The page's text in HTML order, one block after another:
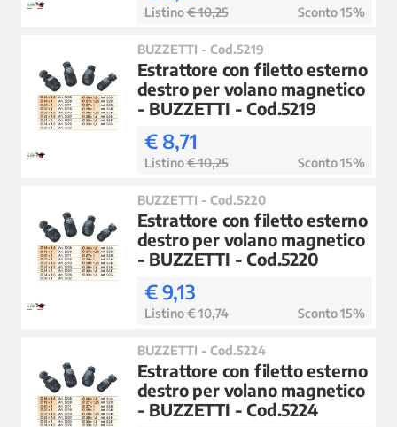
Listino€ 10,25 Sconto 15%
BUZZETTI - Cod.5219
Estrattore con filetto esterno
destro per volano magnetico
- BUZZETTI - Cod.5219
€ 8,71
Listino€ 10,25 Sconto 15%
BUZZETTI - Cod.5220
Estrattore con filetto esterno
destro per volano magnetico
- BUZZETTI - Cod.5220
€ 9,13
Listino€ 10,74 Sconto 15%
BUZZETTI - Cod.5224
Estrattore con filetto esterno
destro per volano magnetico
- BUZZETTI - Cod.5224